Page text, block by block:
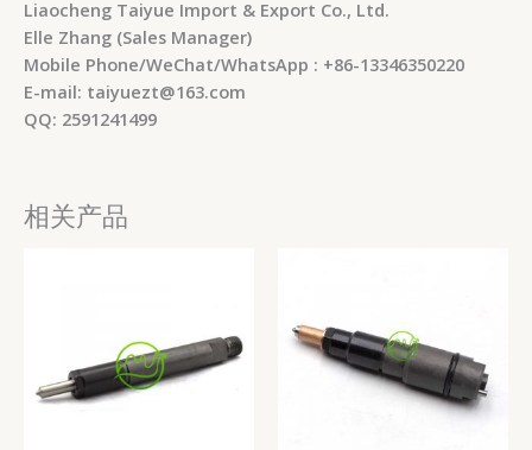
Liaocheng Taiyue Import & Export Co., Ltd.
Elle Zhang (Sales Manager)
Mobile Phone/WeChat/WhatsApp : +86-13346350220
E-mail: taiyuezt@163.com
QQ: 2591241499
相关产品